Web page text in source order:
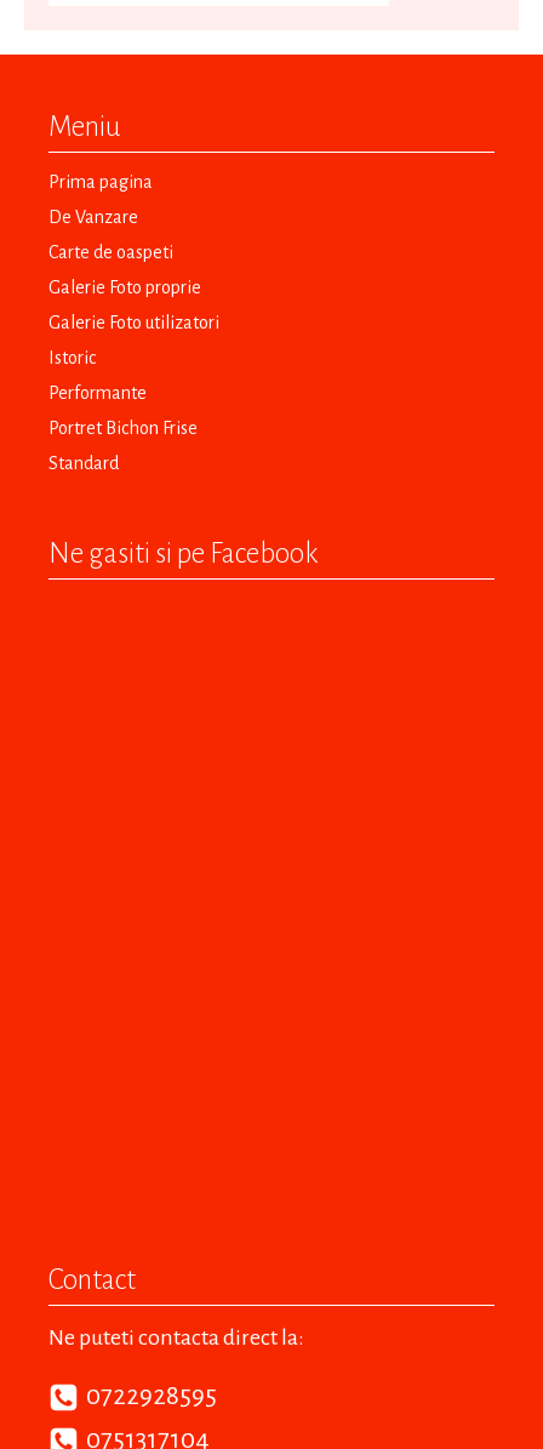
Meniu
Prima pagina
De Vanzare
Carte de oaspeti
Galerie Foto proprie
Galerie Foto utilizatori
Istoric
Performante
Portret Bichon Frise
Standard
Ne gasiti si pe Facebook
Contact
Ne puteti contacta direct la:
0722928595
0751317104